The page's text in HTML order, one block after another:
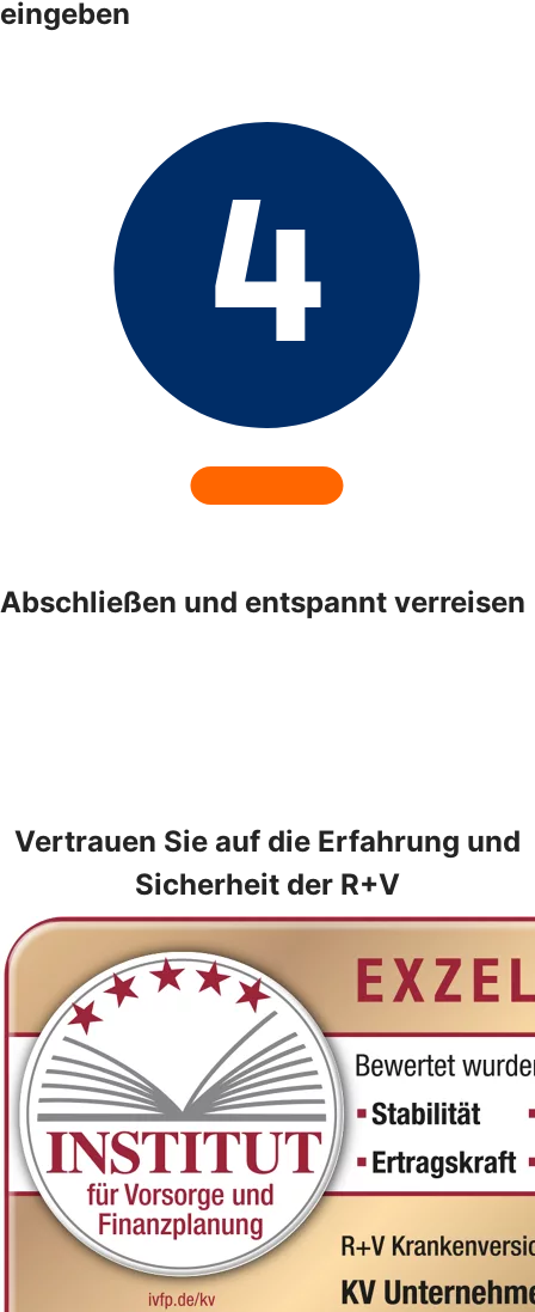
eingeben
Abschließen und entspannt verreisen
Vertrauen Sie auf die Erfahrung und
Sicherheit der R+V